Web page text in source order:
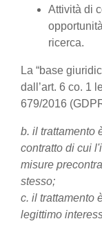
Attività di
ricerca.
La “base
dall’art. 6 co. 1
679/2016
b. il trattamento
contratto di cui
misure
stesso;
c. il trattamento
legittimo